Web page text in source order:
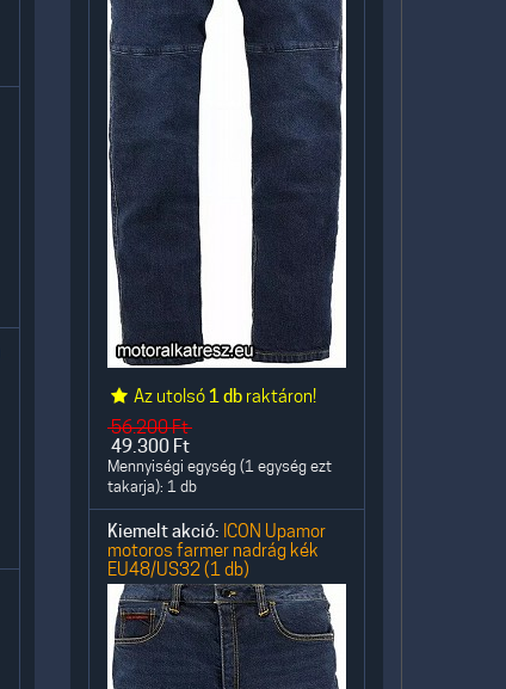
Az utolsó 1 db raktáron!
56.200Ft
49.300 Ft
Mennyiségi egység (1 egység ezt
takarja): 1 db
Kiemelt akció: ICON Upamor
motoros farmer nadrág kék
EU48/US32 (1 db)